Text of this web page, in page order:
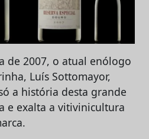
de 2007, o atual enólogo
Luís Sottomayor,
a história desta grande
e exalta a vitivinicultura